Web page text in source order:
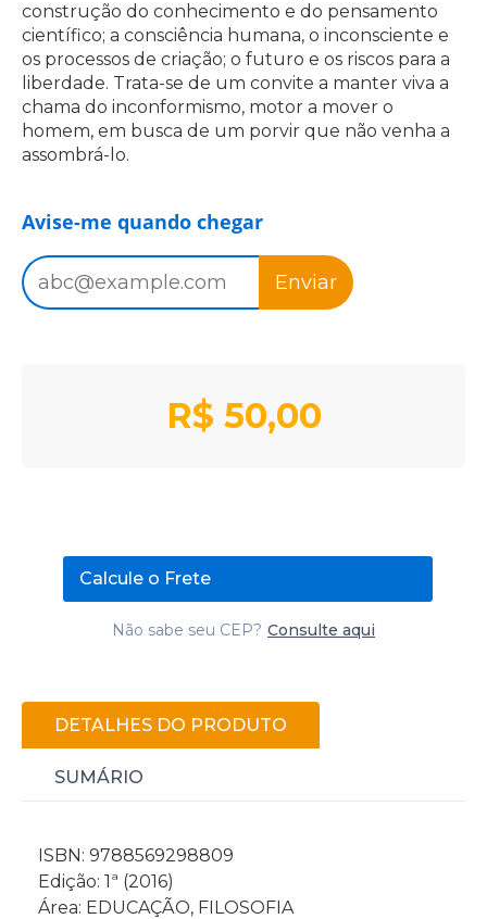
construção do conhecimento e do pensamento
científico; a consciência humana, o inconsciente e
os processos de criação; o futuro e os riscos para a
liberdade. Trata-se de um convite a manter viva a
chama do inconformismo, motor a mover o
homem, em busca de um porvir que não venha a
assombrá-lo.
Avise-me quando chegar
Enviar
R$ 50,00
Calcule o Frete
Não sabe seu CEP? Consulte aqui
DETALHES DO PRODUTO
SUMÁRIO
ISBN: 9788569298809
Edição: 1ª (2016)
Área: EDUCAÇÃO, FILOSOFIA